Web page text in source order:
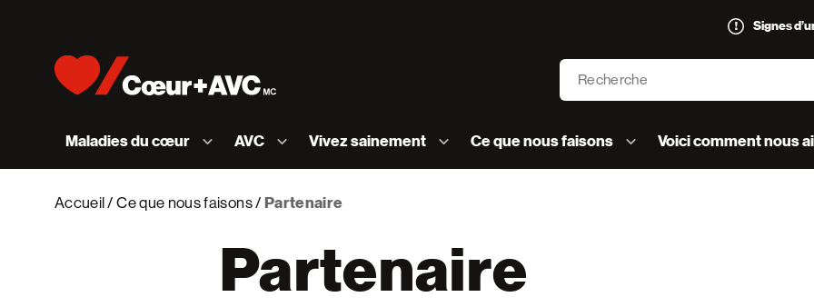
Signes
Recherche
Maladies du cœur AVC Vivez sainement Ce que nous faisons Voici comment nous
Accueil Ce que nous faisons Partenaire
Partenaire